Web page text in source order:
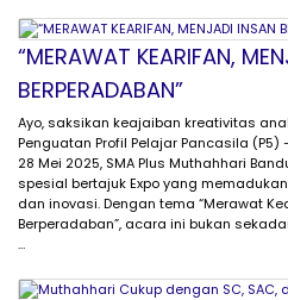
“MERAWAT KEARIFAN,
BERPERADABAN”
Ayo, saksikan keajaiban kreativitas
Penguatan Profil Pelajar Pancasila (P5)
28 Mei 2025, SMA Plus Muthahhari
spesial bertajuk Expo yang
dan inovasi. Dengan tema “Merawat
Berperadaban”, acara ini bukan
…